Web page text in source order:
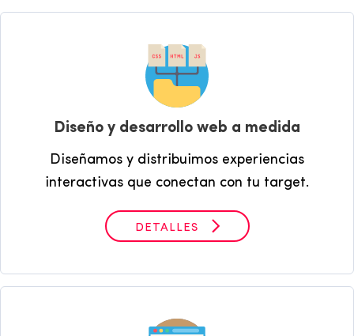
Diseño y desarrollo web a medida
Diseñamos y distribuimos experiencias
interactivas que conectan con tu target.
DETALLES